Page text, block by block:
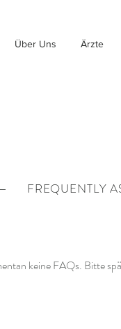
Über Uns Ärzte
FREQUENTLY
keine FAQs. Bitte